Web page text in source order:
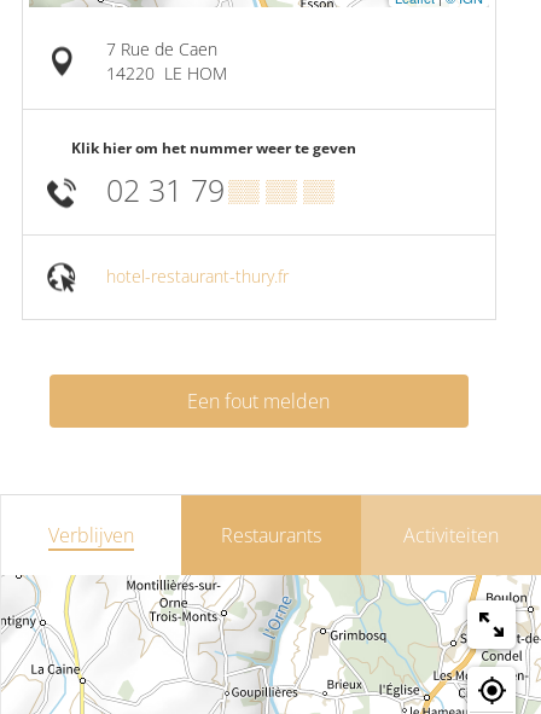
7 Rue de Caen
14220 LE HOM
Klik hier om het nummer weer te geven
02 31 79▒▒ ▒▒ ▒▒
hotel-restaurant-thury.fr
Een fout melden
Verblijven Restaurants Activiteiten